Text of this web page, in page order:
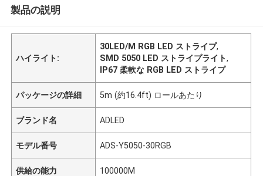
製品の説明
ハイライト:
30LED/M RGB LED ストライプ,
SMD 5050 LED ストライプライト,
IP67 柔軟な RGB LED ストライプ
パッケージの詳細 5m (約16.4ft) ロールあたり
ブランド名 ADLED
モデル番号 ADS-Y5050-30RGB
供給の能力 100000M